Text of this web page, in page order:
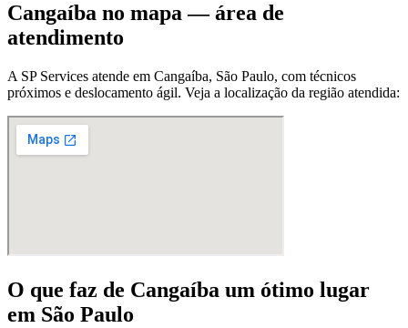
Cangaíba no mapa — área de
atendimento
A SP Services atende em Cangaíba, São Paulo, com técnicos
próximos e deslocamento ágil. Veja a localização da região atendida:
O que faz de Cangaíba um ótimo lugar
em São Paulo